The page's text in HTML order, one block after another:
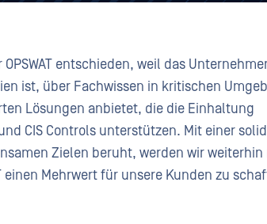
entschieden, weil das
ist, über Fachwissen in kritischen
Lösungen anbietet, die die Einhaltung
CIS Controls unterstützen. Mit einer
Zielen beruht, werden wir weiterhin
einen Mehrwert für unsere Kunden zu